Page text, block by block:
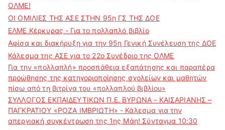
ΟΛΜΕ!
ΟΙ ΟΜΙΛΙΕΣ ΤΗΣ ΑΣΕ ΣΤΗΝ 95η ΓΣ ΤΗΣ ΔΟΕ
ΕΛΜΕ Κέρκυρας - Για το πολλαπλό βιβλίο
Αφίσα και διακήρυξη για την 95η Γενική Συνέλευση της ΔΟΕ
Κάλεσμα της ΑΣΕ για το 22ο Συνέδριο της ΟΛΜΕ
Για την «πολλαπλή» προσπάθεια εξαπάτησης και παραπέρα
προώθησης της κατηγοριοποίησης σχολείων και μαθητών
πίσω από τη βιτρίνα του «πολλαπλού βιβλίου»
ΣΥΛΛΟΓΟΣ ΕΚΠΑΙΔΕΥΤΙΚΩΝ Π.Ε. ΒΥΡΩΝΑ - ΚΑΙΣΑΡΙΑΝΗΣ –
ΠΑΓΚΡΑΤΙΟΥ «ΡΟΖΑ ΙΜΒΡΙΩΤΗ» - Κάλεσμα για την
απεργιακή συγκέντρωση της 1ης Μάη! Σύνταγμα 10:30